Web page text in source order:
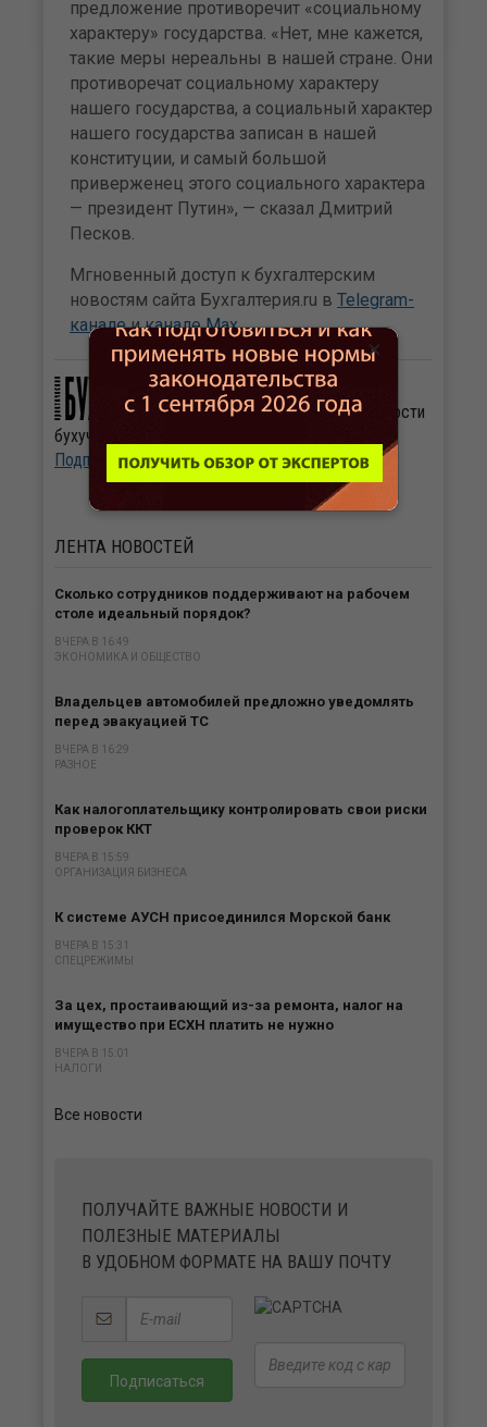
предложение противоречит «социальному
характеру» государства. «Нет, мне кажется,
такие меры нереальны в нашей стране. Они
противоречат социальному характеру
нашего государства, а социальный характер
нашего государства записан в нашей
конституции, и самый большой
приверженец этого социального характера
— президент Путин», — сказал Дмитрий
Песков.
Мгновенный доступ к бухгалтерским
новостям сайта Бухгалтерия.ru в Telegram-
каналеиканале Max.
Журнал «Практическая
бухгалтерия». Свежие новости
бухучета и налогообложения ежедневно.
Подписаться
ЛЕНТА НОВОСТЕЙ
Сколько сотрудников поддерживают на рабочем
столе идеальный порядок?
ВЧЕРА В 16:49
ЭКОНОМИКА И ОБЩЕСТВО
Владельцев автомобилей предложно уведомлять
перед эвакуацией ТС
ВЧЕРА В 16:29
РАЗНОЕ
Как налогоплательщику контролировать свои риски
проверок ККТ
ВЧЕРА В 15:59
ОРГАНИЗАЦИЯ БИЗНЕСА
К системе АУСН присоединился Морской банк
ВЧЕРА В 15:31
СПЕЦРЕЖИМЫ
За цех, простаивающий из-за ремонта, налог на
имущество при ЕСХН платить не нужно
ВЧЕРА В 15:01
НАЛОГИ
Все новости
ПОЛУЧАЙТЕ ВАЖНЫЕ НОВОСТИ И
ПОЛЕЗНЫЕ МАТЕРИАЛЫ
В УДОБНОМ ФОРМАТЕ НА ВАШУ ПОЧТУ
×